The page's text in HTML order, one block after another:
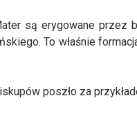
są erygowane przez
To właśnie
poszło za